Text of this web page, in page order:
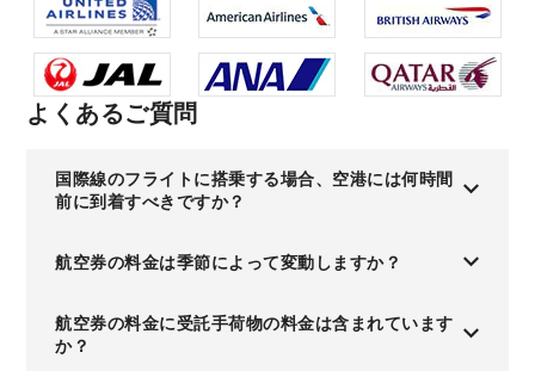
よくあるご質問
国際線のフライトに搭乗する場合、空港には何時間
前に到着すべきですか？
航空券の料金は季節によって変動しますか？
航空券の料金に受託手荷物の料金は含まれています
か？